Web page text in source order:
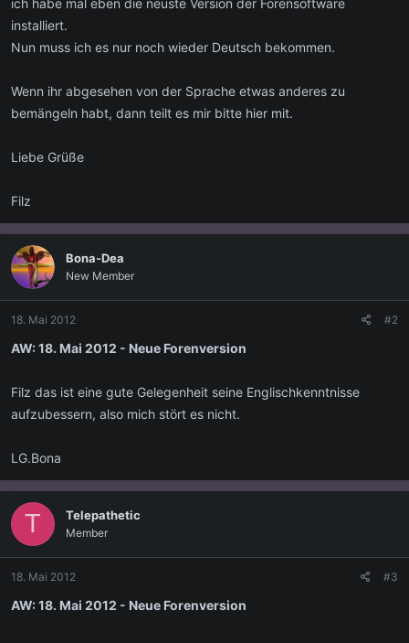
installiert.
Nun muss ich es nur noch wieder Deutsch bekommen.
Wenn ihr abgesehen von der Sprache etwas anderes zu
bemängeln habt, dann teilt es mir bitte hier mit.
Liebe Grüße
Filz
Bona-Dea
New Member
18. Mai 2012 #2
AW: 18. Mai 2012 - Neue Forenversion
Filz das ist eine gute Gelegenheit seine Englischkenntnisse
aufzubessern, also mich stört es nicht.
LG.Bona
T Telepathetic
Member
18. Mai 2012 #3
AW: 18. Mai 2012 - Neue Forenversion